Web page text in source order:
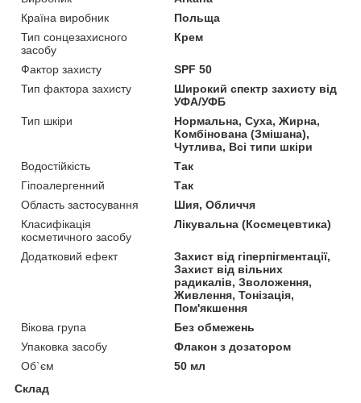
Країна виробник
Польща
Тип сонцезахисного
засобу
Крем
Фактор захисту
SPF 50
Тип фактора захисту
Широкий спектр захисту від
УФА/УФБ
Тип шкіри
Нормальна, Суха, Жирна,
Комбінована (Змішана),
Чутлива, Всі типи шкіри
Водостійкість
Так
Гіпоалергенний
Так
Область застосування
Шия, Обличчя
Класифікація
косметичного засобу
Лікувальна (Космецевтика)
Додатковий ефект
Захист від гіперпігментації,
Захист від вільних
радикалів, Зволоження,
Живлення, Тонізація,
Пом'якшення
Вікова група
Без обмежень
Упаковка засобу
Флакон з дозатором
Об`єм
50 мл
Склад